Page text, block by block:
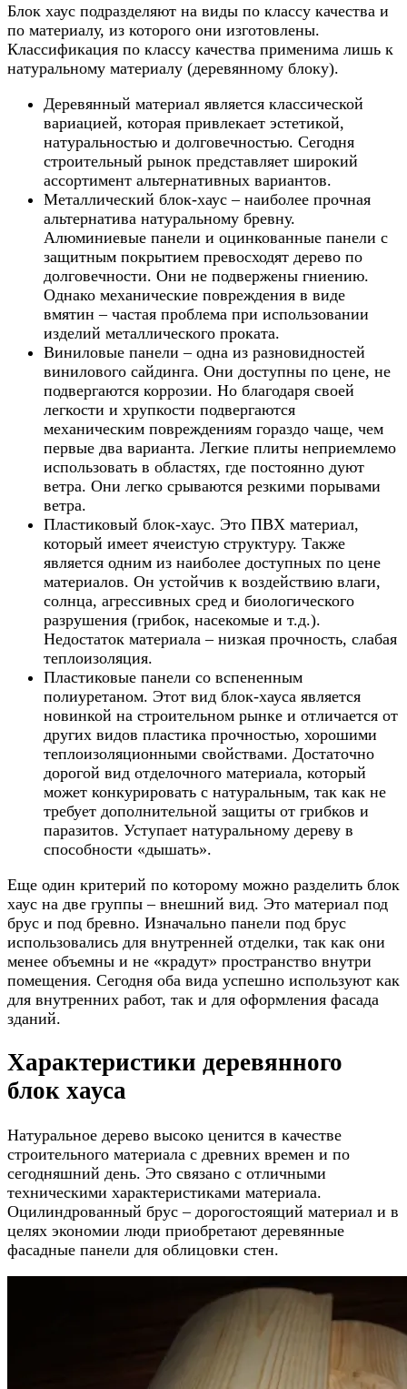
Блок хаус подразделяют на виды по классу качества и
по материалу, из которого они изготовлены.
Классификация по классу качества применима лишь к
натуральному материалу (деревянному блоку).
Деревянный материал является классической
вариацией, которая привлекает эстетикой,
натуральностью и долговечностью. Сегодня
строительный рынок представляет широкий
ассортимент альтернативных вариантов.
Металлический блок-хаус – наиболее прочная
альтернатива натуральному бревну.
Алюминиевые панели и оцинкованные панели с
защитным покрытием превосходят дерево по
долговечности. Они не подвержены гниению.
Однако механические повреждения в виде
вмятин – частая проблема при использовании
изделий металлического проката.
Виниловые панели – одна из разновидностей
винилового сайдинга. Они доступны по цене, не
подвергаются коррозии. Но благодаря своей
легкости и хрупкости подвергаются
механическим повреждениям гораздо чаще, чем
первые два варианта. Легкие плиты неприемлемо
использовать в областях, где постоянно дуют
ветра. Они легко срываются резкими порывами
ветра.
Пластиковый блок-хаус. Это ПВХ материал,
который имеет ячеистую структуру. Также
является одним из наиболее доступных по цене
материалов. Он устойчив к воздействию влаги,
солнца, агрессивных сред и биологического
разрушения (грибок, насекомые и т.д.).
Недостаток материала – низкая прочность, слабая
теплоизоляция.
Пластиковые панели со вспененным
полиуретаном. Этот вид блок-хауса является
новинкой на строительном рынке и отличается от
других видов пластика прочностью, хорошими
теплоизоляционными свойствами. Достаточно
дорогой вид отделочного материала, который
может конкурировать с натуральным, так как не
требует дополнительной защиты от грибков и
паразитов. Уступает натуральному дереву в
способности «дышать».
Еще один критерий по которому можно разделить блок
хаус на две группы – внешний вид. Это материал под
брус и под бревно. Изначально панели под брус
использовались для внутренней отделки, так как они
менее объемны и не «крадут» пространство внутри
помещения. Сегодня оба вида успешно используют как
для внутренних работ, так и для оформления фасада
зданий.
Характеристики деревянного
блок хауса
Натуральное дерево высоко ценится в качестве
строительного материала с древних времен и по
сегодняшний день. Это связано с отличными
техническими характеристиками материала.
Оцилиндрованный брус – дорогостоящий материал и в
целях экономии люди приобретают деревянные
фасадные панели для облицовки стен.